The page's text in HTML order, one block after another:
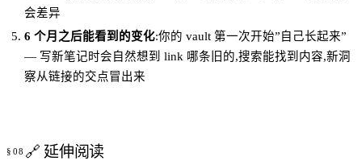
会差异
6 个月之后能看到的变化:你的 vault 第一次开始”自己长起来”
— 写新笔记时会自然想到 link 哪条旧的,搜索能找到内容,新洞
察从链接的交点冒出来
🔗 延伸阅读